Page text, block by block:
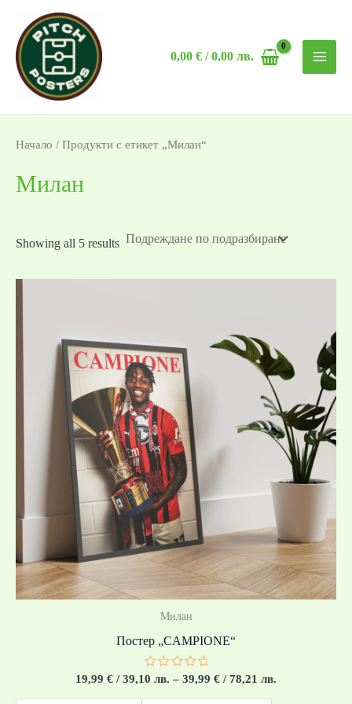
content
0,00 €/ 0,00 лв.
Начало / Продукти с етикет „Милан“
Милан
Showing all 5 results
Милан
Постер „CAMPIONE“
Оценено
0
19,99 € / 39,10 лв. – 39,99 € / 78,21 лв.
39,10 лв.
through
39,99 €
78,21 лв.